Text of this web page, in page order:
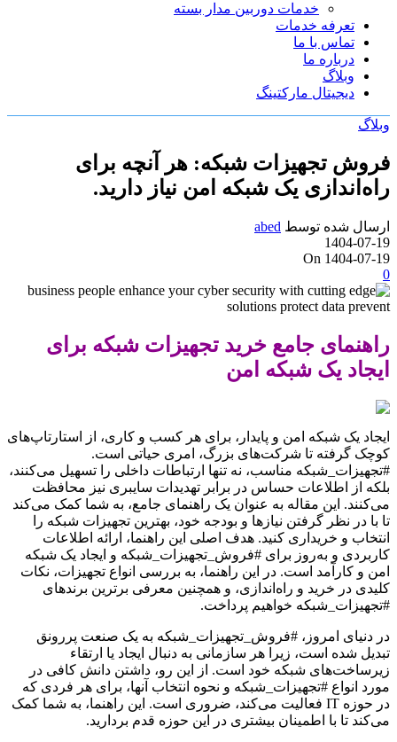
خدمات دوربین مدار بسته
تعرفه خدمات
تماس با ما
درباره ما
وبلاگ
دیجیتال مارکتینگ
وبلاگ
فروش تجهیزات شبکه: هر آنچه برای
راه‌اندازی یک شبکه امن نیاز دارید.
ارسال شده توسط abed
1404-07-19
On 1404-07-19
0
راهنمای جامع خرید تجهیزات شبکه برای
ایجاد یک شبکه امن
ایجاد یک شبکه امن و پایدار، برای هر کسب و کاری، از استارتاپ‌های
کوچک گرفته تا شرکت‌های بزرگ، امری حیاتی است.
#تجهیزات_شبکه مناسب، نه تنها ارتباطات داخلی را تسهیل می‌کنند،
بلکه از اطلاعات حساس در برابر تهدیدات سایبری نیز محافظت
می‌کنند. این مقاله به عنوان یک راهنمای جامع، به شما کمک می‌کند
تا با در نظر گرفتن نیازها و بودجه خود، بهترین تجهیزات شبکه را
انتخاب و خریداری کنید. هدف اصلی این راهنما، ارائه اطلاعات
کاربردی و به‌روز برای #فروش_تجهیزات_شبکه و ایجاد یک شبکه
امن و کارآمد است. در این راهنما، به بررسی انواع تجهیزات، نکات
کلیدی در خرید و راه‌اندازی، و همچنین معرفی برترین برندهای
#تجهیزات_شبکه خواهیم پرداخت.
در دنیای امروز، #فروش_تجهیزات_شبکه به یک صنعت پررونق
تبدیل شده است، زیرا هر سازمانی به دنبال ایجاد یا ارتقاء
زیرساخت‌های شبکه خود است. از این رو، داشتن دانش کافی در
مورد انواع #تجهیزات_شبکه و نحوه انتخاب آنها، برای هر فردی که
در حوزه IT فعالیت می‌کند، ضروری است. این راهنما، به شما کمک
می‌کند تا با اطمینان بیشتری در این حوزه قدم بردارید.